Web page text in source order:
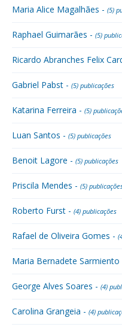
Maria Alice Magalhães - (5)
Raphael Guimarães - (5)
Ricardo Abranches Felix
Gabriel Pabst - (5) publicações
Katarina Ferreira - (5)
Luan Santos - (5) publicações
Benoit Lagore - (5) publicações
Priscila Mendes - (5)
Roberto Furst - (4) publicações
Rafael de Oliveira Gomes -
Maria Bernadete Sarmiento
George Alves Soares - (4)
Carolina Grangeia - (4)